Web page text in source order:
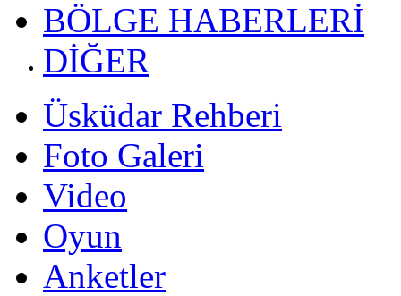
BÖLGE HABERLERİ
DİĞER
Üsküdar Rehberi
Foto Galeri
Video
Oyun
Anketler